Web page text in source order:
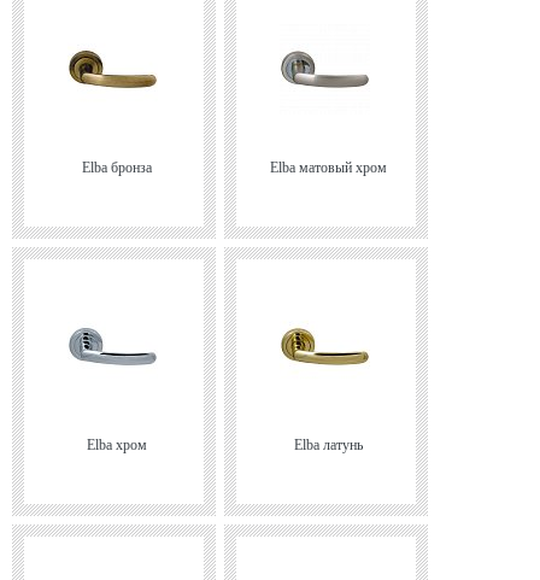
Elba бронза Elba матовый хром
Elba хром Elba латунь